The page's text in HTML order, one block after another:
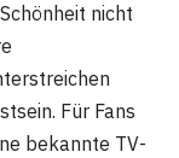
nicht
Für Fans
bekannte TV-